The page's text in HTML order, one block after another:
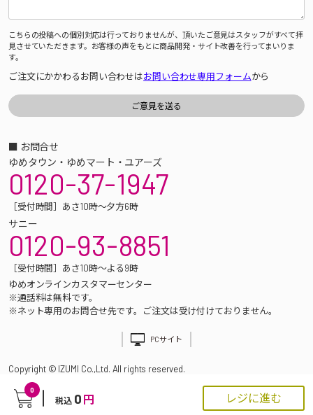
0
税込 0 円 レジに進む
こちらの投稿への個別対応は行っておりませんが、頂いたご意見はスタッフがすべて拝
見させていただきます。お客様の声をもとに商品開発・サイト改善を行ってまいりま
す。
ご注文にかかわるお問い合わせはお問い合わせ専用フォームから
■ お問合せ
ゆめタウン・ゆめマート・ユアーズ
0120-37-1947
［受付時間］あさ10時～夕方6時
サニー
0120-93-8851
［受付時間］あさ10時～よる9時
ゆめオンラインカスタマーセンター
※通話料は無料です。
※ネット専用のお問合せ先です。ご注文は受け付けておりません。
PCサイト
Copyright © IZUMI Co.,Ltd. All rights reserved.